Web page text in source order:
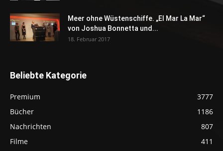
Meer ohne Wüstenschiffe. „El Mar La Mar“
von Joshua Bonnetta und...
18. Februar 2017
Beliebte Kategorie
Premium
3777
Bücher
1186
Nachrichten
807
Filme
411